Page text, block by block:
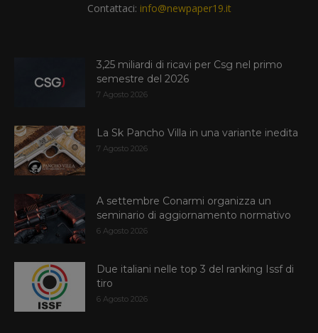
Contattaci: info@newpaper19.it
3,25 miliardi di ricavi per Csg nel primo
semestre del 2026
7 Agosto 2026
La Sk Pancho Villa in una variante inedita
7 Agosto 2026
A settembre Conarmi organizza un
seminario di aggiornamento normativo
6 Agosto 2026
Due italiani nelle top 3 del ranking Issf di
tiro
6 Agosto 2026